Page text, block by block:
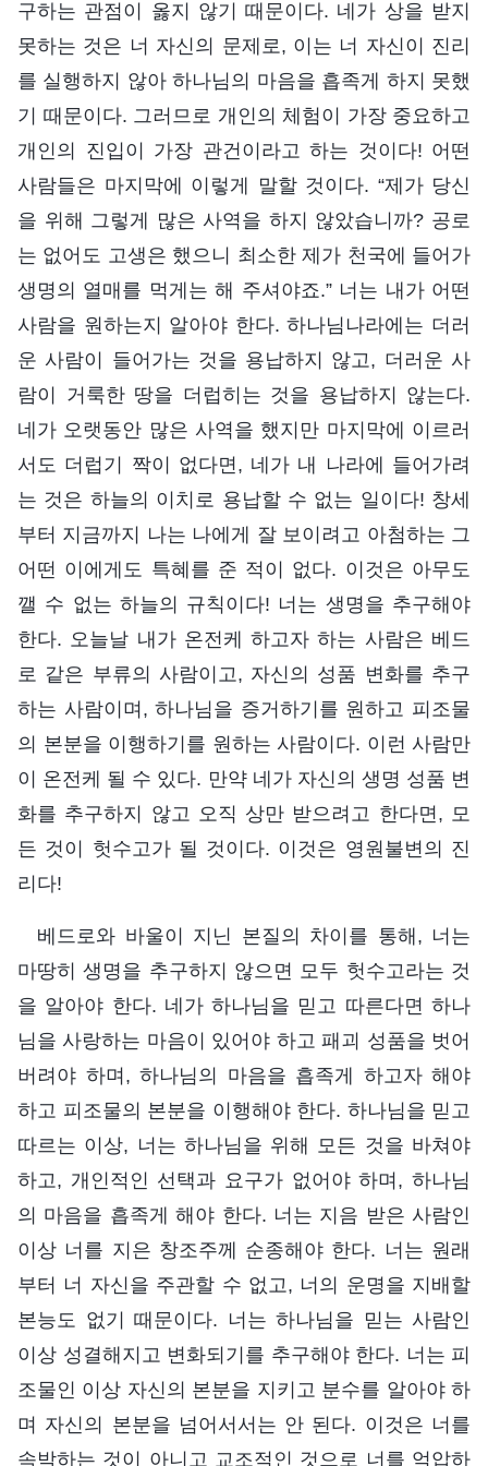
구하는 관점이 옳지 않기 때문이다. 네가 상을 받지
못하는 것은 너 자신의 문제로, 이는 너 자신이 진리
를 실행하지 않아 하나님의 마음을 흡족게 하지 못했
기 때문이다. 그러므로 개인의 체험이 가장 중요하고
개인의 진입이 가장 관건이라고 하는 것이다! 어떤
사람들은 마지막에 이렇게 말할 것이다. “제가 당신
을 위해 그렇게 많은 사역을 하지 않았습니까? 공로
는 없어도 고생은 했으니 최소한 제가 천국에 들어가
생명의 열매를 먹게는 해 주셔야죠.” 너는 내가 어떤
사람을 원하는지 알아야 한다. 하나님나라에는 더러
운 사람이 들어가는 것을 용납하지 않고, 더러운 사
람이 거룩한 땅을 더럽히는 것을 용납하지 않는다.
네가 오랫동안 많은 사역을 했지만 마지막에 이르러
서도 더럽기 짝이 없다면, 네가 내 나라에 들어가려
는 것은 하늘의 이치로 용납할 수 없는 일이다! 창세
부터 지금까지 나는 나에게 잘 보이려고 아첨하는 그
어떤 이에게도 특혜를 준 적이 없다. 이것은 아무도
깰 수 없는 하늘의 규칙이다! 너는 생명을 추구해야
한다. 오늘날 내가 온전케 하고자 하는 사람은 베드
로 같은 부류의 사람이고, 자신의 성품 변화를 추구
하는 사람이며, 하나님을 증거하기를 원하고 피조물
의 본분을 이행하기를 원하는 사람이다. 이런 사람만
이 온전케 될 수 있다. 만약 네가 자신의 생명 성품 변
화를 추구하지 않고 오직 상만 받으려고 한다면, 모
든 것이 헛수고가 될 것이다. 이것은 영원불변의 진
리다!
베드로와 바울이 지닌 본질의 차이를 통해, 너는
마땅히 생명을 추구하지 않으면 모두 헛수고라는 것
을 알아야 한다. 네가 하나님을 믿고 따른다면 하나
님을 사랑하는 마음이 있어야 하고 패괴 성품을 벗어
버려야 하며, 하나님의 마음을 흡족게 하고자 해야
하고 피조물의 본분을 이행해야 한다. 하나님을 믿고
따르는 이상, 너는 하나님을 위해 모든 것을 바쳐야
하고, 개인적인 선택과 요구가 없어야 하며, 하나님
의 마음을 흡족게 해야 한다. 너는 지음 받은 사람인
이상 너를 지은 창조주께 순종해야 한다. 너는 원래
부터 너 자신을 주관할 수 없고, 너의 운명을 지배할
본능도 없기 때문이다. 너는 하나님을 믿는 사람인
이상 성결해지고 변화되기를 추구해야 한다. 너는 피
조물인 이상 자신의 본분을 지키고 분수를 알아야 하
며 자신의 본분을 넘어서서는 안 된다. 이것은 너를
속박하는 것이 아니고 교조적인 것으로 너를 억압하